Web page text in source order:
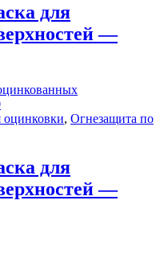
для
—
оцинковки, Огнезащита по
для
—